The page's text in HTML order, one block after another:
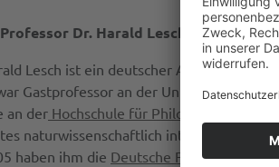
Dr. Harald Lesch:
Lesch ist ein deutscher
Gastprofessor an der University of
an der Hochschule für Philosophie
naturwissenschaftlich interessiertes
haben ihm die Deutsche